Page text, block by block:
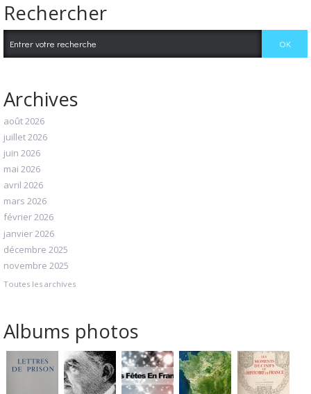
Rechercher
Archives
août 2026
juillet 2026
juin 2026
mai 2026
avril 2026
mars 2026
février 2026
janvier 2026
décembre 2025
novembre 2025
Toutes les archives
Albums photos